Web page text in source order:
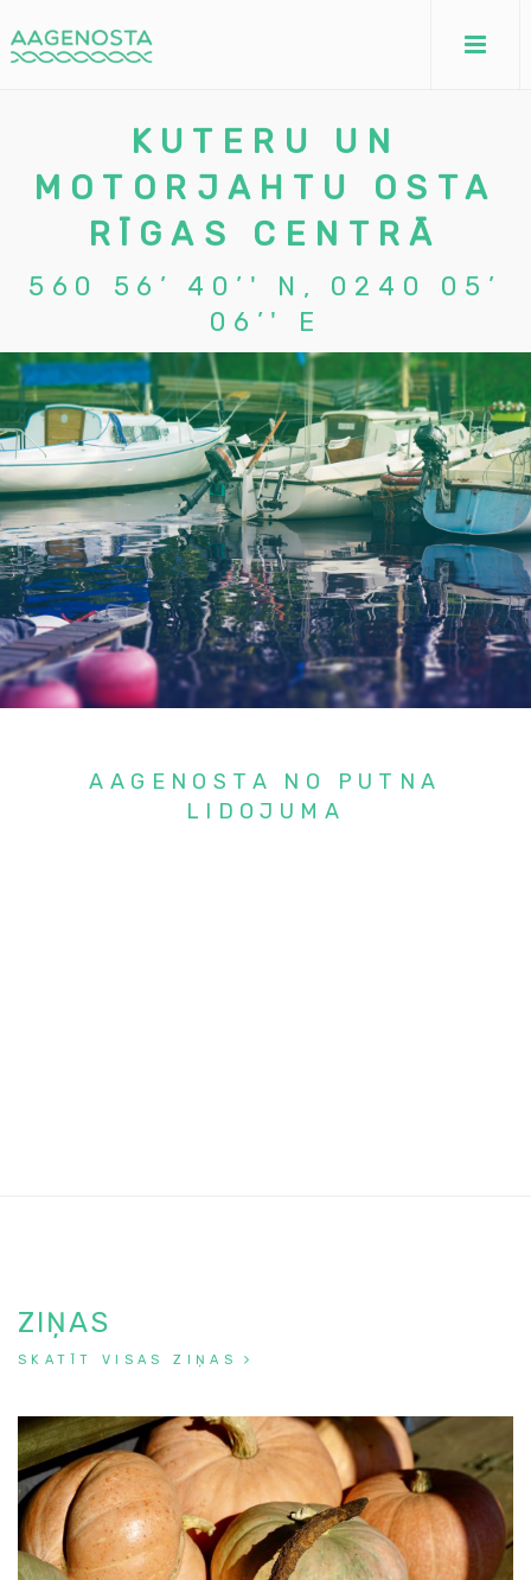
KUTERU UN
MOTORJAHTU OSTA
RĪGAS CENTRĀ
560 56’ 40’' N, 0240 05’
06’' E
AAGENOSTA NO PUTNA
LIDOJUMA
ZIŅAS
SKATĪT VISAS ZIŅAS